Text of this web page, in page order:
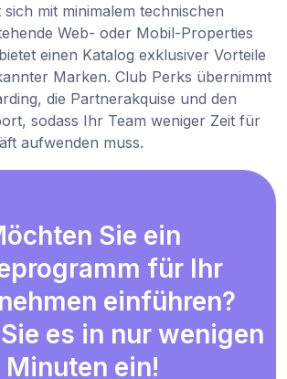
mit minimalem technischen
Web- oder Mobil-Properties
einen Katalog exklusiver Vorteile
Marken. Club Perks übernimmt
die Partnerakquise und den
sodass Ihr Team weniger Zeit für
aufwenden muss.
Sie ein
für Ihr
einführen?
es in nur wenigen
Minuten ein!